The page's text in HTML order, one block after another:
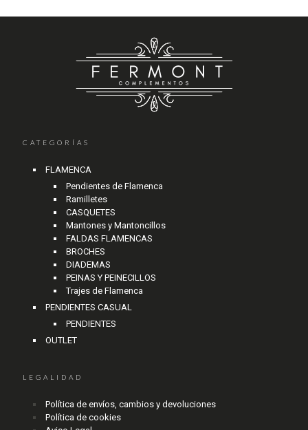
CATEGORÍAS
FLAMENCA
Pendientes de Flamenca
Ramilletes
CASQUETES
Mantones y Mantoncillos
FALDAS FLAMENCAS
BROCHES
DIADEMAS
PEINAS Y PEINECILLOS
Trajes de Flamenca
PENDIENTES CASUAL
PENDIENTES
OUTLET
LEGALIDAD
Política de envíos, cambios y devoluciones
Política de cookies